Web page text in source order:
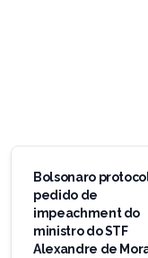
Navegação
Post
Bolsonaro
pedido de
impeachment do
ministro do STF
Alexandre de